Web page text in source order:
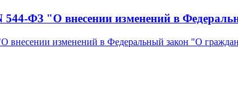
544-ФЗ "О внесении изменений в
внесении изменений в Федеральный закон "О